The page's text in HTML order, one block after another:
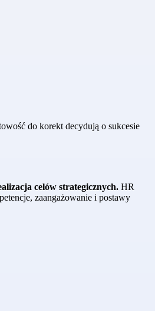
do korekt decydują o sukcesie
celów strategicznych. HR
zaangażowanie i postawy